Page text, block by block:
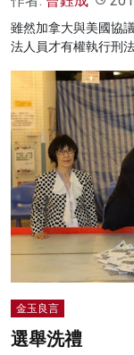
雖然加拿大與美國協
法人員才有權執行刑法
金玉良言
選舉洗禮